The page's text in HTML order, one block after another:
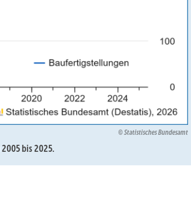
Statistisches Bundesamt
bis 2025.